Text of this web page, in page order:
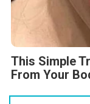
This Simple
From Your